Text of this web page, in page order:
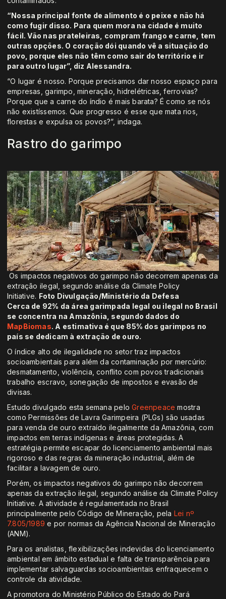
“Nossa principal fonte de alimento é o peixe e não há
como fugir disso. Para quem mora na cidade é muito
fácil. Vão nas prateleiras, compram frango e carne, tem
outras opções. O coração dói quando vê a situação do
povo, porque eles não têm como sair do território e ir
para outro lugar”, diz Alessandra.
“O lugar é nosso. Porque precisamos dar nosso espaço para
empresas, garimpo, mineração, hidrelétricas, ferrovias?
Porque que a carne do índio é mais barata? É como se nós
não existíssemos. Que progresso é esse que mata rios,
florestas e expulsa os povos?”, indaga.
Rastro do garimpo
Os impactos negativos do garimpo não decorrem apenas da
extração ilegal, segundo análise da Climate Policy
Initiative. Foto Divulgação/Ministério da Defesa
Cerca de 92% da área garimpada legal ou ilegal no Brasil
se concentra na Amazônia, segundo dados do
MapBiomas. A estimativa é que 85% dos garimpos no
país se dedicam à extração de ouro.
O índice alto de ilegalidade no setor traz impactos
socioambientais para além da contaminação por mercúrio:
desmatamento, violência, conflito com povos tradicionais
trabalho escravo, sonegação de impostos e evasão de
divisas.
Estudo divulgado esta semana peloGreenpeace mostra
como Permissões de Lavra Garimpeira (PLGs) são usadas
para venda de ouro extraído ilegalmente da Amazônia, com
impactos em terras indígenas e áreas protegidas. A
estratégia permite escapar do licenciamento ambiental mais
rigoroso e das regras da mineração industrial, além de
facilitar a lavagem de ouro.
Porém, os impactos negativos do garimpo não decorrem
apenas da extração ilegal, segundo análise da Climate Policy
Initiative. A atividade é regulamentada no Brasil
principalmente pelo Código de Mineração, pela Lei nº
7.805/1989 e por normas da Agência Nacional de Mineração
(ANM).
Para os analistas, flexibilizações indevidas do licenciamento
ambiental em âmbito estadual e falta de transparência para
implementar salvaguardas socioambientais enfraquecem o
controle da atividade.
A promotora do Ministério Público do Estado do Pará